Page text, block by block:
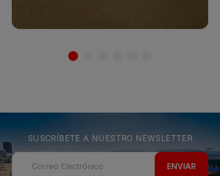
SUSCRÍBETE A NUESTRO NEWSLETTER
ENVIAR